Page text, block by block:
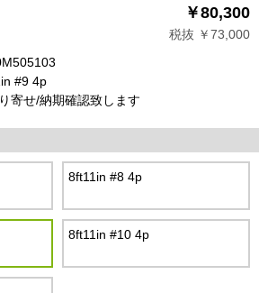
￥80,300
税抜 ￥73,000
#9 4p
寄せ/納期確認致します
8ft11in #8 4p
8ft11in #10 4p